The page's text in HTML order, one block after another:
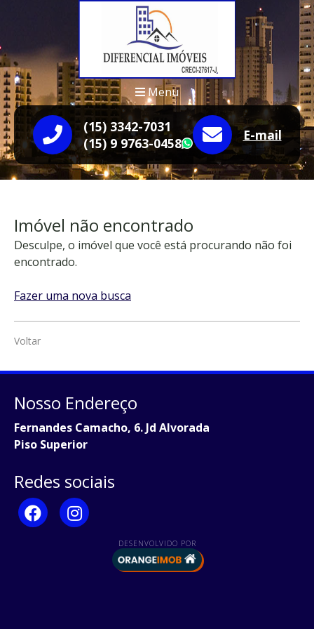
Menu
(15) 3342-7031
(15) 9 9763-0458
WhatsApp
E-mail
Imóvel não encontrado
Desculpe, o imóvel que você está procurando não foi
encontrado.
Fazer uma nova busca
Voltar
Nosso Endereço
Fernandes Camacho, 6. Jd Alvorada
Piso Superior
Redes sociais
DESENVOLVIDO POR